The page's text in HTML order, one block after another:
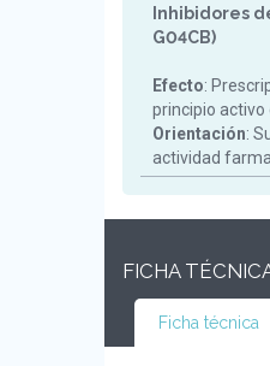
Inhibidores
G04CB)
Efecto:
principio activo
Orientación:
actividad
FICHA
Ficha técnica